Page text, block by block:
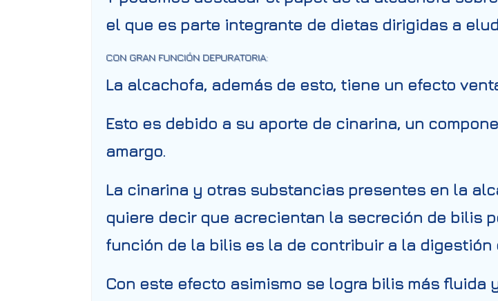
el que es parte integrante de dietas dirigidas a
CON GRAN FUNCIÓN DEPURATORIA:
La alcachofa, además de esto, tiene un efecto
Esto es debido a su aporte de cinarina, un
amargo.
La cinarina y otras substancias presentes en la
quiere decir que acrecientan la secreción de bilis
función de la bilis es la de contribuir a la digestión
Con este efecto asimismo se logra bilis más fluida